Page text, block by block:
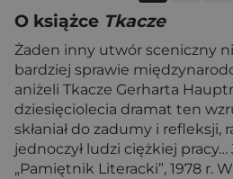
O książce Tkacze
Żaden inny utwór sceniczny
bardziej sprawie
aniżeli Tkacze Gerharta
dziesięciolecia dramat ten
skłaniał do zadumy i refleksji,
jednoczył ludzi ciężkiej pracy…
„Pamiętnik Literacki”, 1978 r.